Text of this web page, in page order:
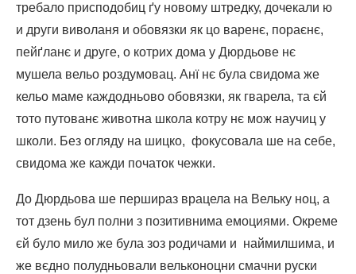
требало присподобиц ґу новому штредку, дочекали ю
и други виволаня и обовязки як цо варенє, пораєнє,
пейґланє и друге, о котрих дома у Дюрдьове нє
мушела вельо роздумовац. Анї нє була свидома же
кельо маме каждодньово обовязки, як гварела, та єй
тото путованє животна школа котру нє мож научиц у
школи. Без огляду на шицко, фокусовала ше на себе,
свидома же кажди початок чежки.
До Дюрдьова ше першираз врацела на Вельку ноц, а
тот дзень бул полни з позитивнима емоциями. Окреме
єй було мило же була зоз родичами и наймилшима, и
же вєдно полудньовали вельконоцни смачни руски